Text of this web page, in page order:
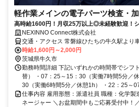
軽作業メインの電子パーツ検査・
高時給1600円！月収25万以上◎未経験歓迎！
NEXINNO Connect株式会社
交通・アクセス 常磐線ひたちの牛久駅より
時給1,600円～2,000円
茨城県牛久市
勤務時間詳細 下記いずれかの時間帯でシフ
替） ・07：25～15：30（実働7時間5分／
30（実働6時間5分／休憩1h） ・22：25～
仕事内容 雇用形態：派遣社員 職種：化学製
ネージャー ＼お盆期間中もご応募受付中！